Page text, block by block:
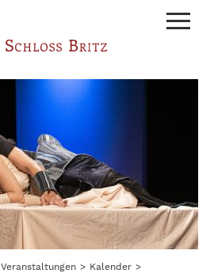
Menu
Veranstaltungen
Kalender